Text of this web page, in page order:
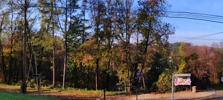
Inne klauzule, informacje dotyczące RODO
Strona
Deklaracja dostępności
Polityka plików COOKIES
Mapa strony
BIP
Kontakt